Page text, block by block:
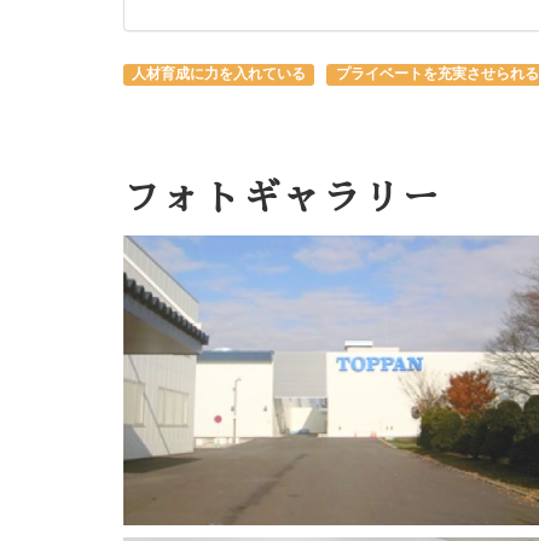
人材育成に力を入れている プライベートを充実させられる
フォトギャラリー